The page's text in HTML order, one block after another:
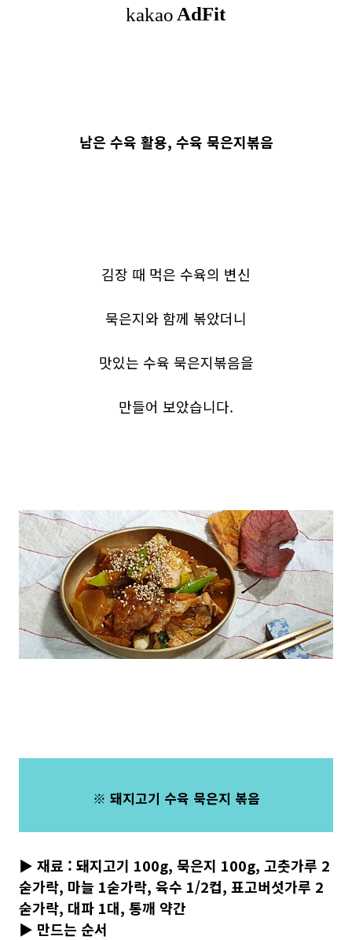
남은 수육 활용, 수육 묵은지볶음
김장 때 먹은 수육의 변신
묵은지와 함께 볶았더니
맛있는 수육 묵은지볶음을
만들어 보았습니다.
※ 돼지고기 수육 묵은지 볶음
▶ 재료 : 돼지고기 100g, 묵은지 100g, 고춧가루 2
숟가락, 마늘 1숟가락, 육수 1/2컵, 표고버섯가루 2
숟가락, 대파 1대, 통깨 약간
▶ 만드는 순서